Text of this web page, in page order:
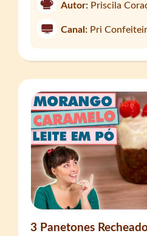
Autor: Priscila
Canal: Pri
3 Panetones